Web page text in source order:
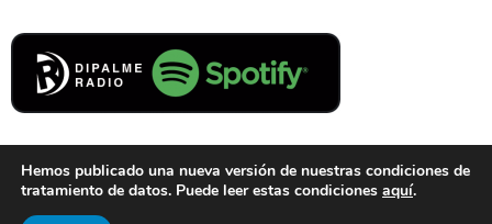
Cookies
Hemos publicado una nueva versión de nuestras condiciones de
tratamiento de datos. Puede leer estas condiciones aquí.